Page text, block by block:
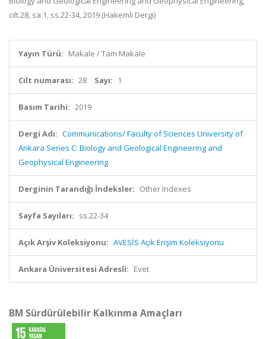
cilt.28, sa.1, ss.22-34, 2019 (Hakemli Dergi)
Yayın Türü: Makale / Tam Makale
Cilt numarası: 28 Sayı: 1
Basım Tarihi: 2019
Dergi Adı: Communications/ Faculty of Sciences University of
Ankara Series C: Biology and Geological Engineering and
Geophysical Engineering
Derginin Tarandığı İndeksler: Other Indexes
Sayfa Sayıları: ss.22-34
Açık Arşiv Koleksiyonu: AVESİS Açık Erişim Koleksiyonu
Ankara Üniversitesi Adresli: Evet
BM Sürdürülebilir Kalkınma Amaçları